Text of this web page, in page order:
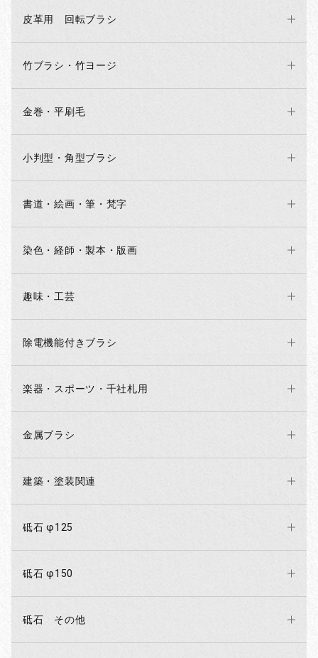
皮革用 回転ブラシ
竹ブラシ・竹ヨージ
金巻・平刷毛
小判型・角型ブラシ
書道・絵画・筆・梵字
染色・経師・製本・版画
趣味・工芸
除電機能付きブラシ
楽器・スポーツ・千社札用
金属ブラシ
建築・塗装関連
砥石 φ125
砥石 φ150
砥石 その他